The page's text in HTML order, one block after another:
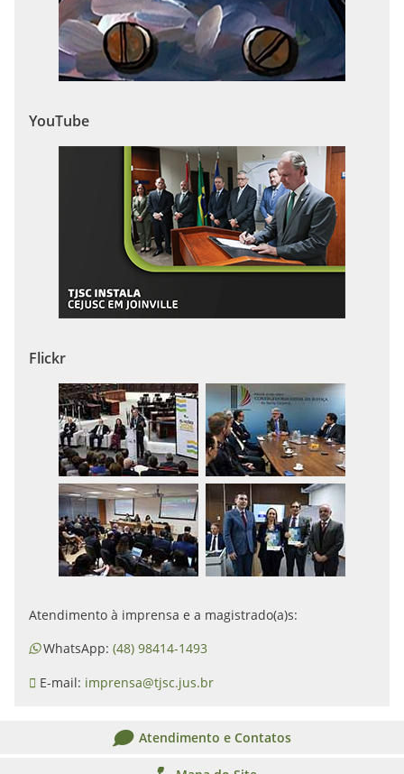
YouTube
Flickr
Atendimento à imprensa e a magistrado(a)s:
WhatsApp: (48) 98414-1493
E-mail: imprensa@tjsc.jus.br
Atendimento e Contatos